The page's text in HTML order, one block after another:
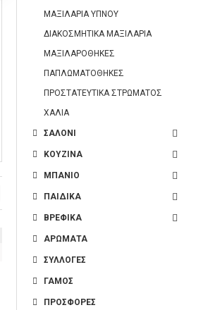
ΜΑΞΙΛΑΡΙΑ ΥΠΝΟΥ
ΔΙΑΚΟΣΜΗΤΙΚΑ ΜΑΞΙΛΑΡΙΑ
ΜΑΞΙΛΑΡΟΘΗΚΕΣ
ΠΑΠΛΩΜΑΤΟΘΗΚΕΣ
ΠΡΟΣΤΑΤΕΥΤΙΚΑ ΣΤΡΩΜΑΤΟΣ
ΧΑΛΙΑ
ΣΑΛΟΝΙ
ΚΟΥΖΙΝΑ
ΜΠΑΝΙΟ
ΠΑΙΔΙΚΑ
ΒΡΕΦΙΚΑ
ΑΡΩΜΑΤΑ
ΣΥΛΛΟΓΕΣ
ΓΑΜΟΣ
ΠΡΟΣΦΟΡΕΣ